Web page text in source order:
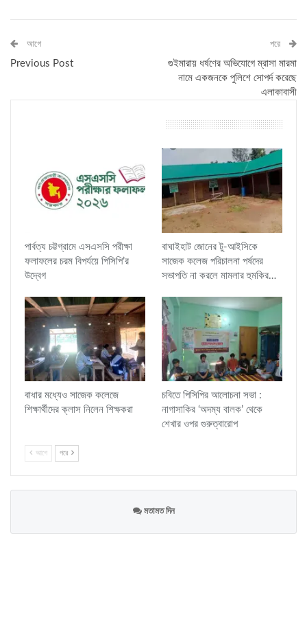
আগে
Previous Post
পরে
গুইমারায় ধর্ষণের অভিযোগে ম্রাসা মারমা
নামে একজনকে পুলিশে সোপর্দ করেছে
এলাকাবাসী
পার্বত্য চট্টগ্রামে এসএসসি পরীক্ষা
ফলাফলের চরম বিপর্যয়ে পিসিপি’র
উদ্বেগ
বাঘাইহাট জোনের টু-আইসিকে
সাজেক কলেজ পরিচালনা পর্ষদের
সভাপতি না করলে মামলার হুমকির…
বাধার মধ্যেও সাজেক কলেজে
শিক্ষার্থীদের ক্লাস নিলেন শিক্ষকরা
চবিতে পিসিপির আলোচনা সভা :
নাগাসাকির ‘অদম্য বালক’ থেকে
শেখার ওপর গুরুত্বারোপ
আগে পরে
মতামত দিন